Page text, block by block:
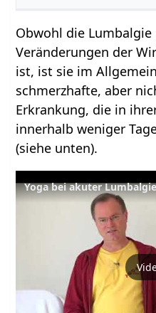
Obwohl die
Veränderungen der
ist, ist sie im
schmerzhafte, aber
Erkrankung, die in
innerhalb weniger
(siehe unten).
Yoga bei akuter